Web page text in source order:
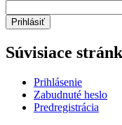
Prihlásiť
Súvisiace
Prihlásenie
Zabudnuté heslo
Predregistrácia